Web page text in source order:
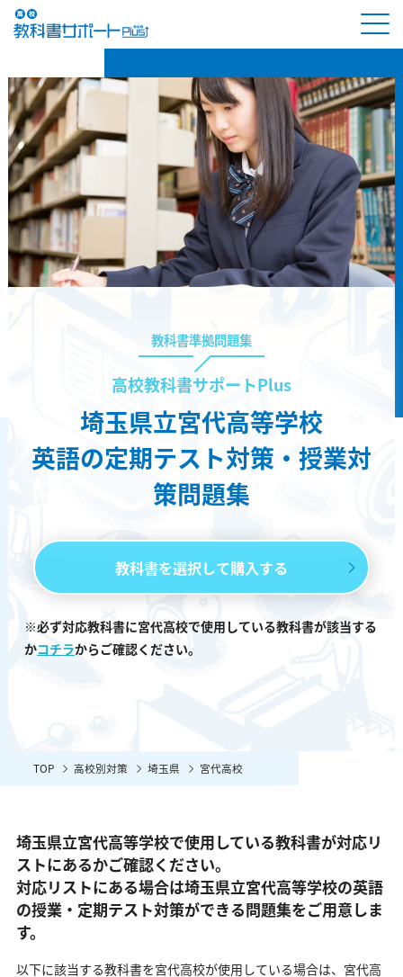
教科書準拠問題集
高校教科書サポートPlus
埼玉県立宮代高等学校
英語の定期テスト対策・授業対
策問題集
教科書を選択して購入する
※必ず対応教科書に宮代高校で使用している教科書が該当する
かコチラからご確認ください。
TOP 高校別対策 埼玉県 宮代高校
埼玉県立宮代高等学校で使用している教科書が対応リ
ストにあるかご確認ください。
対応リストにある場合は埼玉県立宮代高等学校の英語
の授業・定期テスト対策ができる問題集をご用意しま
す。
以下に該当する教科書を宮代高校が使用している場合は、 宮代高